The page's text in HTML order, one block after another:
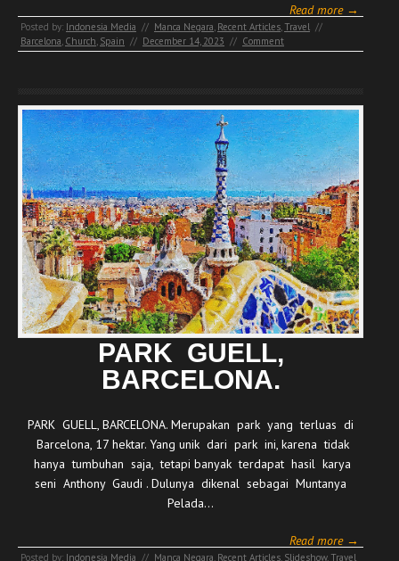
Read more →
Posted by: Indonesia Media // Manca Negara, Recent Articles,Travel //
Barcelona, Church, Spain // December 14, 2023 // Comment
PARK GUELL,
BARCELONA.
PARK GUELL, BARCELONA. Merupakan park yang terluas di
Barcelona, 17 hektar. Yang unik dari park ini, karena tidak
hanya tumbuhan saja, tetapi banyak terdapat hasil karya
seni Anthony Gaudi . Dulunya dikenal sebagai Muntanya
Pelada…
Read more →
Posted by: Indonesia Media // Manca Negara, Recent Articles, Slideshow,Travel